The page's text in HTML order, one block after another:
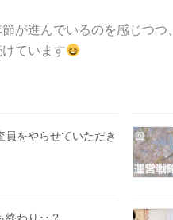
が進んでいるのを感じつつ、
ています
員をやらせていただき
終わり･･？